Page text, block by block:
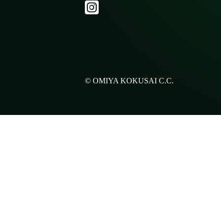
© OMIYA KOKUSAI C.C.